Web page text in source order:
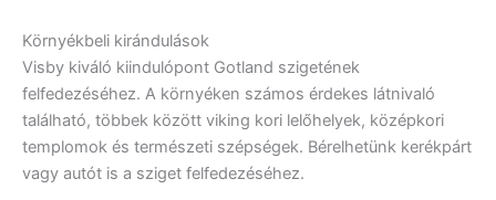
Környékbeli kirándulások
Visby kiváló kiindulópont Gotland szigetének
felfedezéséhez. A környéken számos érdekes látnivaló
található, többek között viking kori lelőhelyek, középkori
templomok és természeti szépségek. Bérelhetünk kerékpárt
vagy autót is a sziget felfedezéséhez.